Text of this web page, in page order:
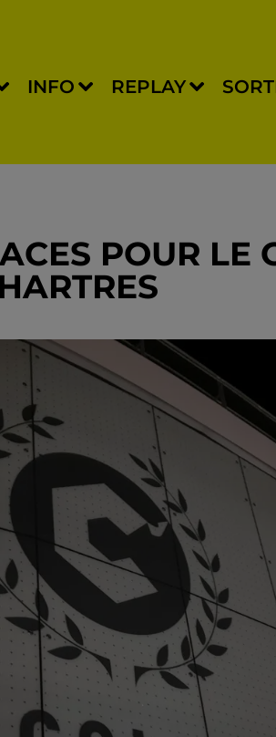
INFO REPLAY
POUR LE